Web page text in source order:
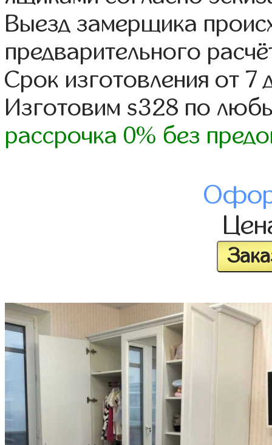
Выезд замерщика
предварительного
Срок изготовления от 7
Изготовим s328 по
рассрочка 0% без